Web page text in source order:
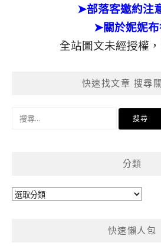
➤部落客邀約注
➤關於妮妮
全站圖文未經授權
快速找文章 搜尋
分類
分
快速懶人包